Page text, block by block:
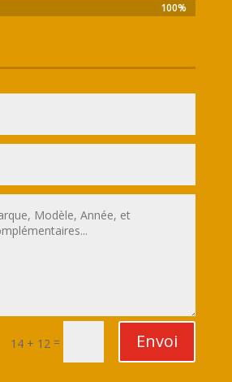
100%
100%
14 + 12 = Envoi